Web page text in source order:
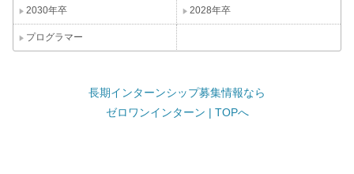
2030年卒 2028年卒
プログラマー
長期インターンシップ募集情報なら
ゼロワンインターン | TOPへ